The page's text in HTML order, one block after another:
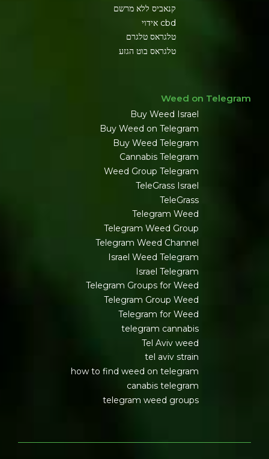
קנאביס ללא מרשם
cbd אידוי
טלגראס טלגרם
טלגראס בוט הגזע
Weed on Telegram
Buy Weed Israel
Buy Weed on Telegram
Buy Weed Telegram
Cannabis Telegram
Weed Group Telegram
TeleGrass Israel
TeleGrass
Telegram Weed
Telegram Weed Group
Telegram Weed Channel
Israel Weed Telegram
Israel Telegram
Telegram Groups for Weed
Telegram Group Weed
Telegram for Weed
telegram cannabis
Tel Aviv weed
tel aviv strain
how to find weed on telegram
canabis telegram
telegram weed groups